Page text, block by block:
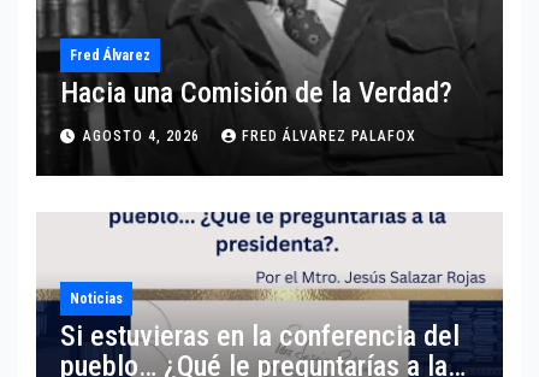
Fred Álvarez
Hacia una Comisión de la Verdad?
AGOSTO 4, 2026 FRED ÁLVAREZ PALAFOX
Noticias
Si estuvieras en la conferencia del
pueblo… ¿Qué le preguntarías a la